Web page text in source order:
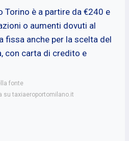
Torino è a partire da €240 e
o aumenti dovuti al
anche per la scelta del
con carta di credito e
fonte
su taxiaeroportomilano.it